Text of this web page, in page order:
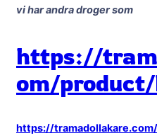
vi har andra droger som
https://
om/
https://